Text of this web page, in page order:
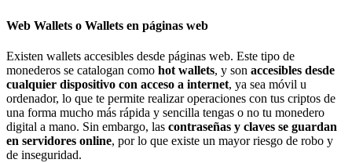
Web Wallets o Wallets en páginas web
Existen wallets accesibles desde páginas web. Este tipo de
monederos se catalogan como hot wallets, y son accesibles desde
cualquier dispositivo con acceso a internet, ya sea móvil u
ordenador, lo que te permite realizar operaciones con tus criptos de
una forma mucho más rápida y sencilla tengas o no tu monedero
digital a mano. Sin embargo, las contraseñas y claves se guardan
en servidores online, por lo que existe un mayor riesgo de robo y
de inseguridad.